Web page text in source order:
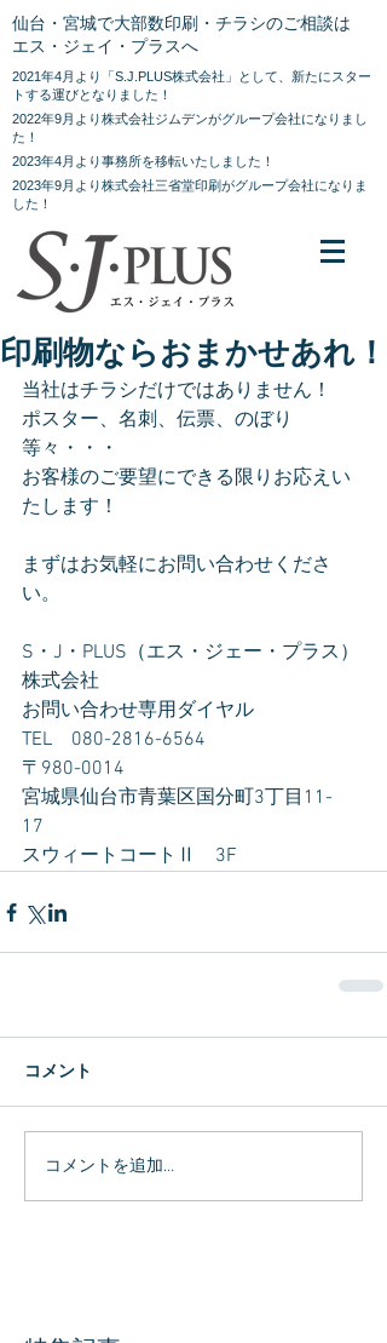
仙台・宮城で大部数印刷・チラシのご相談は
エス・ジェイ・プラスへ
2021年4月より「S.J.PLUS株式会社」として、新たにスター
トする運びとなりました！
2022年9月より株式会社ジムデンがグループ会社になりまし
た！
2023年4月より事務所を移転いたしました！
2023年9月より株式会社三省堂印刷がグループ会社になりま
した！
印刷物ならおまかせあれ！
当社はチラシだけではありません！
ポスター、名刺、伝票、のぼり
等々・・・
お客様のご要望にできる限りお応えい
たします！
まずはお気軽にお問い合わせくださ
い。
S・J・PLUS（エス・ジェー・プラス）
株式会社
お問い合わせ専用ダイヤル
TEL　080-2816-6564
〒980-0014
宮城県仙台市青葉区国分町3丁目11-
17
スウィートコートⅡ　3F
コメント
コメントを追加…